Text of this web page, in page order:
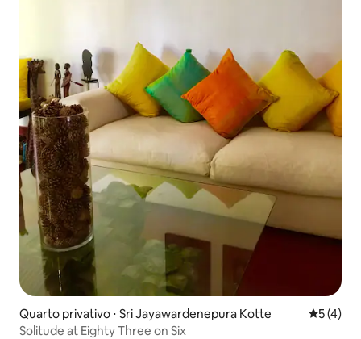
Quarto privativo ⋅ Sri Jayawardenepura Kotte 5 de
5 (4)
Solitude at Eighty Three on Six